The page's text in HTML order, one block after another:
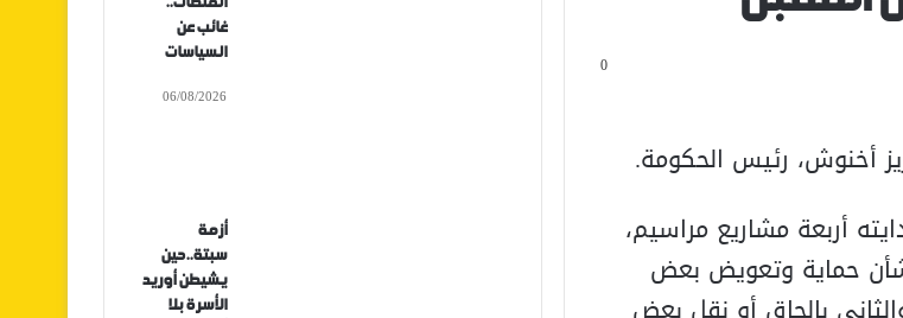
0
أخنوش، رئيس الحكومة.
أربعة مشاريع مراسيم،
شأن حماية وتعويض بعض
غائب عن
السياسات
06/08/2026
أزمة
سبتة..حين
يشيطن أوريد
الأسرة بلا